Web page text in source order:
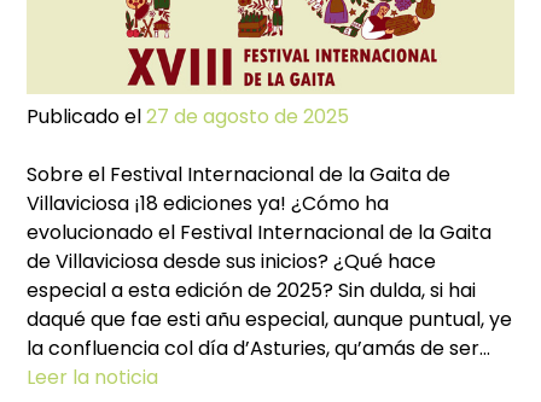
Publicado el27 de agosto de 2025
Sobre el Festival Internacional de la Gaita de
Villaviciosa ¡18 ediciones ya! ¿Cómo ha
evolucionado el Festival Internacional de la Gaita
de Villaviciosa desde sus inicios? ¿Qué hace
especial a esta edición de 2025? Sin dulda, si hai
daqué que fae esti añu especial, aunque puntual, ye
la confluencia col día d’Asturies, qu’amás de ser…
Leer la noticia